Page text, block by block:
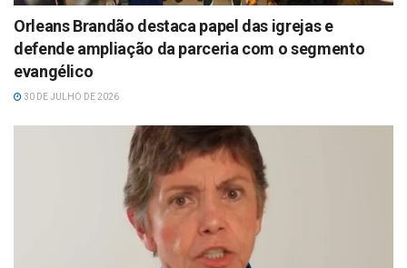
Orleans Brandão destaca papel das igrejas e
defende ampliação da parceria com o segmento
evangélico
30 DE JULHO DE 2026